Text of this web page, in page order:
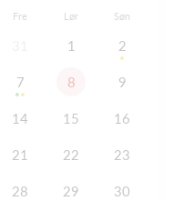
Fre Lør Søn
1 2
7 8 9
14 15 16
21 22 23
28 29 30